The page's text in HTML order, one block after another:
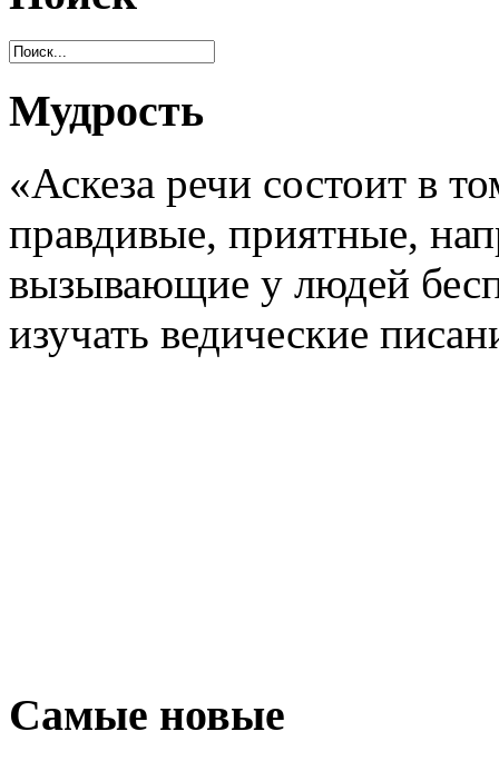
Мудрость
«Аскеза речи состоит в
правдивые, приятные,
вызывающие у людей
изучать ведические
Самые новые